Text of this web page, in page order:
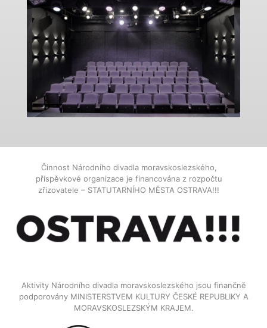
Činnost Národního divadla moravskoslezského,
příspěvkové organizace je financována z rozpočtu
zřizovatele – STATUTARNÍHO MĚSTA OSTRAVA!!!
Aktivity Národního divadla moravskoslezského jsou finančně
podporovány MINISTERSTVEM KULTURY ČESKÉ REPUBLIKY A
MORAVSKOSLEZSKÝM KRAJEM.